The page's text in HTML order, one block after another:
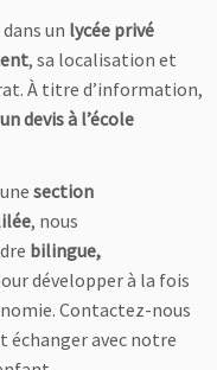
un lycée privé
, sa localisation et
À titre d’information,
devis à l’école
section
, nous
bilingue,
développer à la fois
Contactez-nous
avec notre